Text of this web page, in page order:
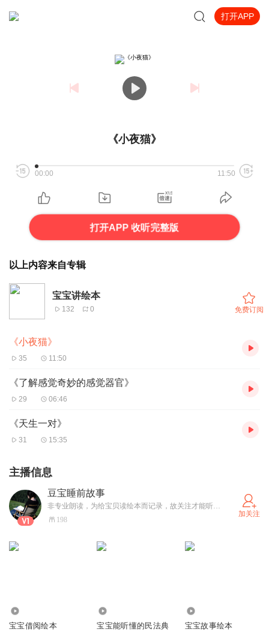
打开APP
《小夜猫》
00:00 11:50
打开APP 收听完整版
以上内容来自专辑
宝宝讲绘本
132 0 免费订阅
《小夜猫》
35 11:50
《了解感觉奇妙的感觉器官》
29 06:46
《天生一对》
31 15:35
主播信息
豆宝睡前故事
非专业朗读，为给宝贝读绘本而记录，故关注才能听到更多精彩绘本故事！
198
加关注
宝宝借阅绘本 宝宝能听懂的民法典 宝宝故事绘本